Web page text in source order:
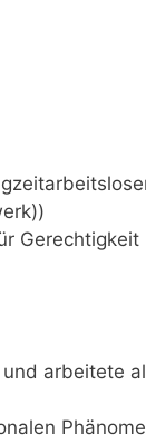
Gerechtigkeit
arbeitete